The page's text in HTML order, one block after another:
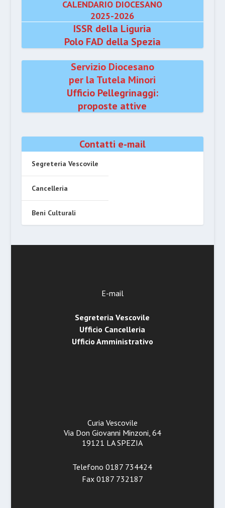
CALENDARIO DIOCESANO
2025-2026
ISSR della Liguria
Polo FAD della Spezia
Servizio Diocesano
per la Tutela Minori
Ufficio Pellegrinaggi:
proposte attive
Contatti e-mail
Segreteria Vescovile
Cancelleria
Beni Culturali
E-mail
Segreteria Vescovile
Ufficio Cancelleria
Ufficio Amministrativo
Curia Vescovile
Via Don Giovanni Minzoni, 64
19121 LA SPEZIA
Telefono 0187 734424
Fax 0187 732187